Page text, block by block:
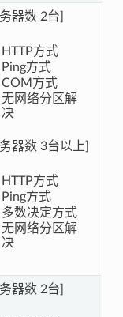
器数 2台]
HTTP方式
Ping方式
COM方式
无网络分区解
决
务器数 3台以上]
HTTP方式
Ping方式
多数决定方式
无网络分区解
决
器数 2台]